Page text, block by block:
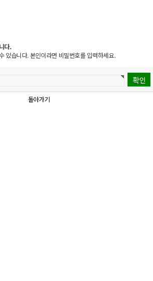
다.
있습니다. 본인이라면 비밀번호를 입력하세요.
돌아가기